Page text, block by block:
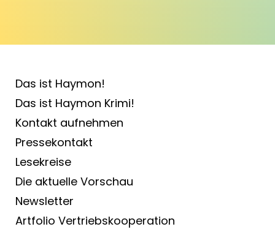
Das ist Haymon!
Das ist Haymon Krimi!
Kontakt aufnehmen
Pressekontakt
Lesekreise
Die aktuelle Vorschau
Newsletter
Artfolio Vertriebs­kooperation